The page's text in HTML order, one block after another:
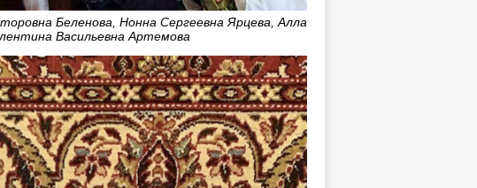
Беленова, Нонна Сергеевна Ярцева, Алла
Васильевна Артемова